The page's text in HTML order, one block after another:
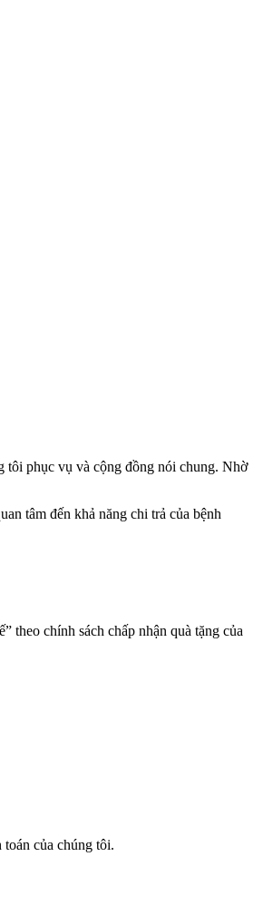
tôi phục vụ và cộng đồng nói chung. Nhờ
tâm đến khả năng chi trả của bệnh
theo chính sách chấp nhận quà tặng của
của chúng tôi.